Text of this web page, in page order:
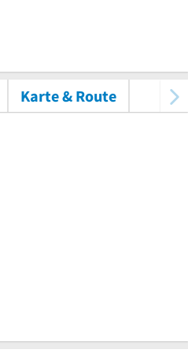
Karte & Route